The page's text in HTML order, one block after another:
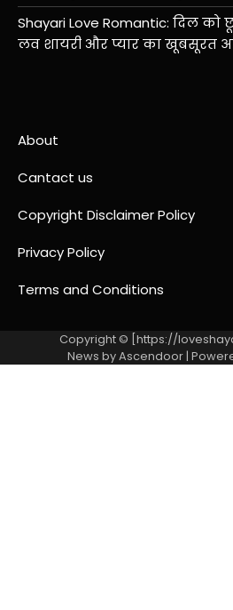
Shayari Love Romantic: दिल को
लव शायरी और प्यार का खूबसूरत
About
Cantact us
Copyright Disclaimer Policy
Privacy Policy
Terms and Conditions
Copyright © [https://
News byAscendoor|